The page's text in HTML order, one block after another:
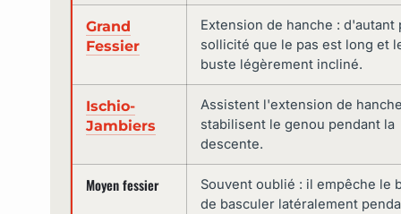
Grand
Fessier
Extension de hanche : d'autant
sollicité que le pas est long et
buste légèrement incliné.
Ischio-
Jambiers
Assistent l'extension de
stabilisent le genou pendant la
descente.
Moyen fessier
Souvent oublié : il empêche le
de basculer latéralement